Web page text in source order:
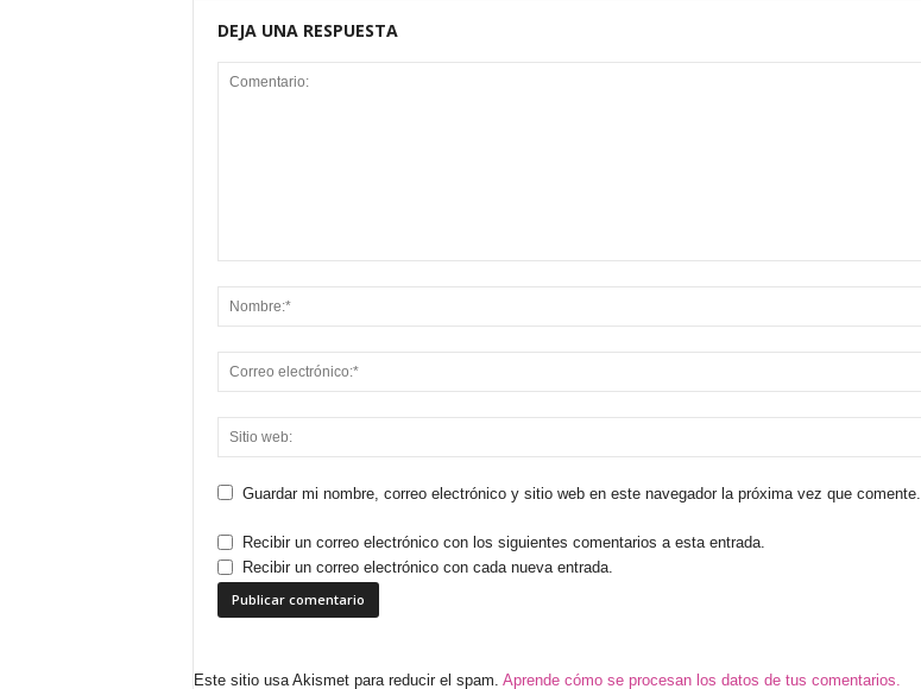
DEJA UNA RESPUESTA
Guardar mi nombre, correo electrónico y sitio web en este navegador la próxima vez que comente.
Recibir un correo electrónico con los siguientes comentarios a esta entrada.
Recibir un correo electrónico con cada nueva entrada.
Este sitio usa Akismet para reducir el spam. Aprende cómo se procesan los datos de tus comentarios.